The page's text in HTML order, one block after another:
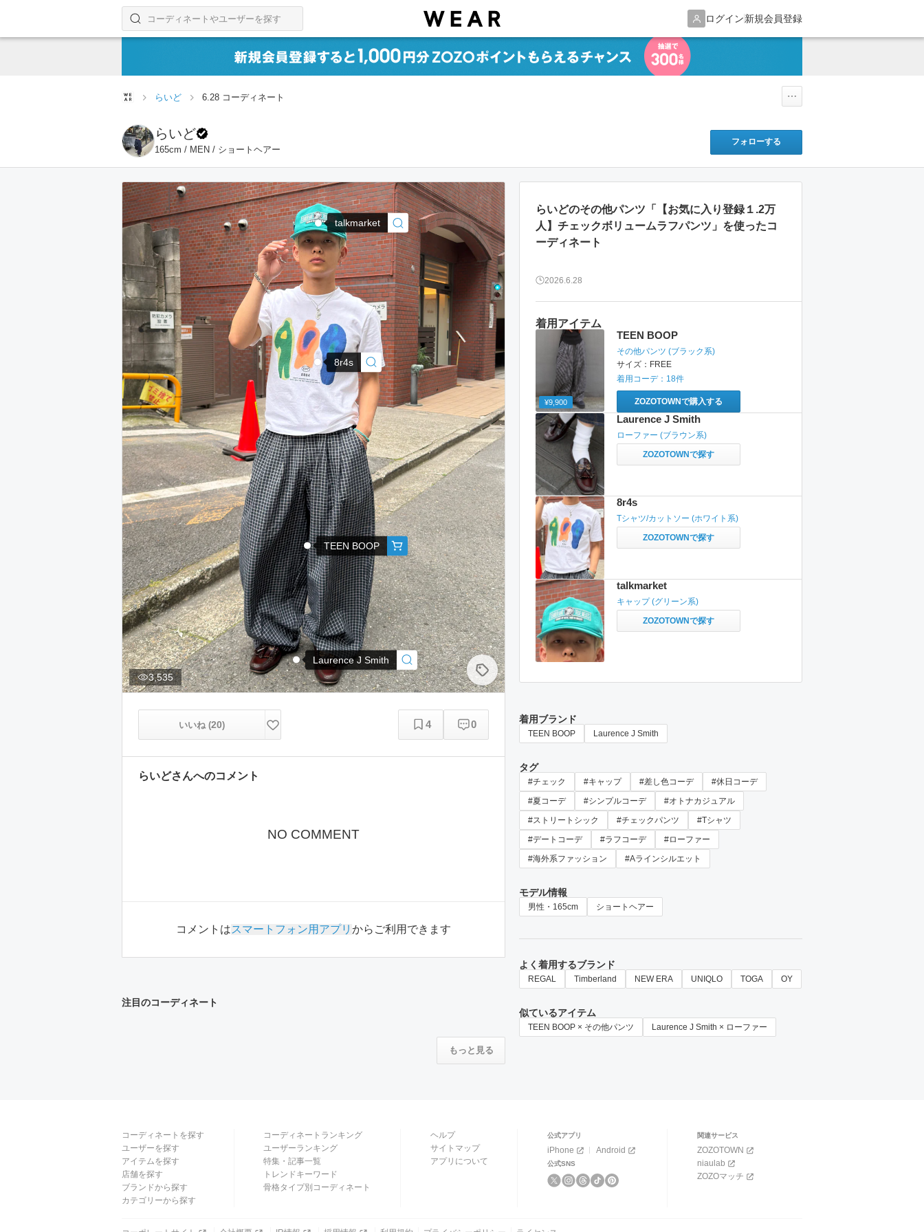
ログイン新規会員登録
コーディネートやユーザーを探す
検索する
らいど 6.28 コーディネート
らいど
165cm / MEN / ショートヘアー
フォローする
TEEN BOOP
Laurence J Smith
8r4s
talkmarket
3,535
いいね (20) 4 0
らいどさんへのコメント
NO COMMENT
コメントはスマートフォン用アプリ からご利用できます
着用アイテム
¥9,900
TEEN BOOP
その他パンツ (ブラック系)
サイズ： FREE
着用コーデ： 18件
ZOZOTOWNで購入する
Laurence J Smith
ローファー (ブラウン系)
ZOZOTOWNで探す
8r4s
Tシャツ/カットソー (ホワイト系)
ZOZOTOWNで探す
talkmarket
キャップ(グリーン系)
ZOZOTOWNで探す
らいどのその他パンツ「【お気に入り登録１.2万
人】チェックボリュームラフパンツ」を使ったコ
ーディネート
2026.6.28
着用ブランド
TEEN BOOP Laurence J Smith
タグ
#チェック #キャップ #差し色コーデ
#休日コーデ
#夏コーデ
#シンプルコーデ
#オトナカジュアル
#ストリートシック
#チェックパンツ
#Tシャツ
#デートコーデ
#ラフコーデ
#ローファー
#海外系ファッション
#Aラインシルエット
モデル情報
男性・165cm ショートヘアー
よく着用するブランド
REGAL Timberland NEW ERA UNIQLO TOGA OY
似ているアイテム
TEEN BOOP × その他パンツ Laurence J Smith × ローファー
注目のコーディネート
もっと見る
コーディネートを探す
ユーザーを探す
アイテムを探す
店舗を探す
ブランドから探す
カテゴリーから探す
コーディネートランキング
ユーザーランキング
特集・記事一覧
トレンドキーワード
骨格タイプ別コーディネート
ヘルプ
サイトマップ
アプリについて
公式アプリ
iPhone Android
公式SNS
関連サービス
ZOZOTOWN
niaulab
ZOZOマッチ